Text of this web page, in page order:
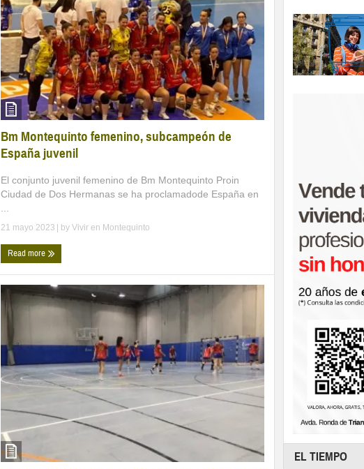
Bm Montequinto femenino, subcampeón de
España juvenil
El conjunto juvenil femenino de Bm Montequinto Proin
Ciudad de Dos Hermanas se ha proclamadode España en
21 mayo 2023 | by Vivir en Montequinto
Read more
EL TIEMPO